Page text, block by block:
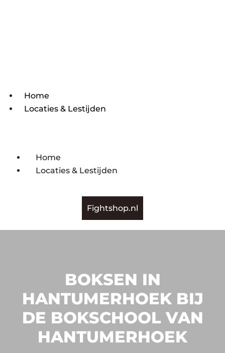
Home
Locaties & Lestijden
Home
Locaties & Lestijden
Fightshop.nl
BOKSEN IN
HANTUMERHOEK BIJ
DE BOKSCHOOL VAN
HANTUMERHOEK